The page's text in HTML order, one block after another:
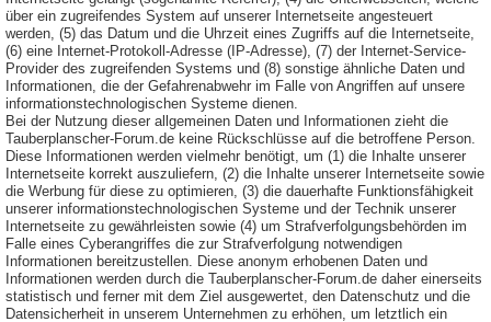
über ein zugreifendes System auf unserer Internetseite angesteuert
werden, (5) das Datum und die Uhrzeit eines Zugriffs auf die Internetseite,
(6) eine Internet-Protokoll-Adresse (IP-Adresse), (7) der Internet-Service-
Provider des zugreifenden Systems und (8) sonstige ähnliche Daten und
Informationen, die der Gefahrenabwehr im Falle von Angriffen auf unsere
informationstechnologischen Systeme dienen.
Bei der Nutzung dieser allgemeinen Daten und Informationen zieht die
Tauberplanscher-Forum.de keine Rückschlüsse auf die betroffene Person.
Diese Informationen werden vielmehr benötigt, um (1) die Inhalte unserer
Internetseite korrekt auszuliefern, (2) die Inhalte unserer Internetseite sowie
die Werbung für diese zu optimieren, (3) die dauerhafte Funktionsfähigkeit
unserer informationstechnologischen Systeme und der Technik unserer
Internetseite zu gewährleisten sowie (4) um Strafverfolgungsbehörden im
Falle eines Cyberangriffes die zur Strafverfolgung notwendigen
Informationen bereitzustellen. Diese anonym erhobenen Daten und
Informationen werden durch die Tauberplanscher-Forum.de daher einerseits
statistisch und ferner mit dem Ziel ausgewertet, den Datenschutz und die
Datensicherheit in unserem Unternehmen zu erhöhen, um letztlich ein